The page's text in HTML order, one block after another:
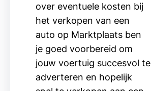
over eventuele kosten bij
het verkopen van een
auto op Marktplaats ben
je goed voorbereid om
jouw voertuig succesvol te
adverteren en hopelijk